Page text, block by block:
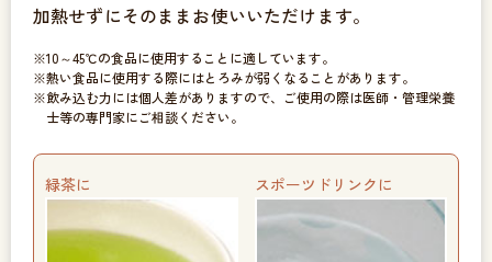
加熱せずにそのままお使いいただけます。
10～45℃の食品に使用することに適しています。
熱い食品に使用する際にはとろみが弱くなることがあります。
飲み込む力には個人差がありますので、ご使用の際は医師・管理栄養
士等の専門家にご相談ください。
緑茶に スポーツドリンクに